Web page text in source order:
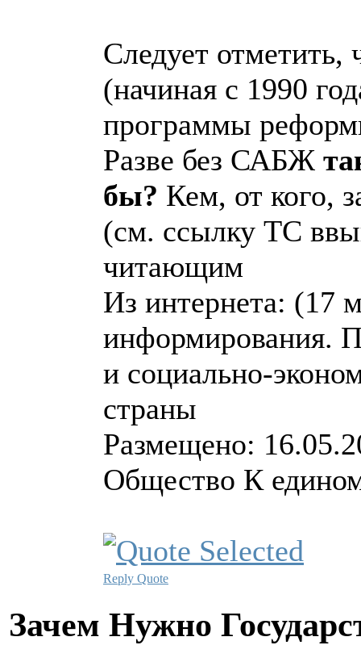
Следует отметить,
(начиная с 1990
программы
Разве без САБЖ
бы? Кем, от кого,
(см. ссылку ТС
читающим
Из интернета: (17
информирования.
и социально-
страны
Размещено:
Общество К
Reply Quote
Зачем Нужно